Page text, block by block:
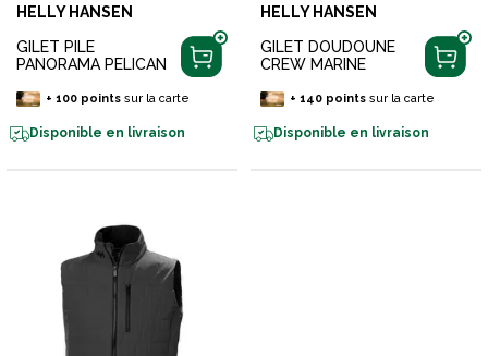
HELLY HANSEN
GILET PILE
PANORAMA PELICAN
+ 100pointssur la carte
Disponible en livraison
HELLY HANSEN
GILET DOUDOUNE
CREW MARINE
+ 140pointssur la carte
Disponible en livraison